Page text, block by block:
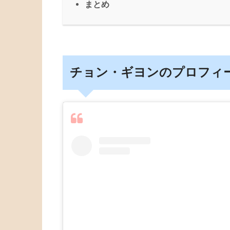
まとめ
チョン・ギヨンのプロフィ